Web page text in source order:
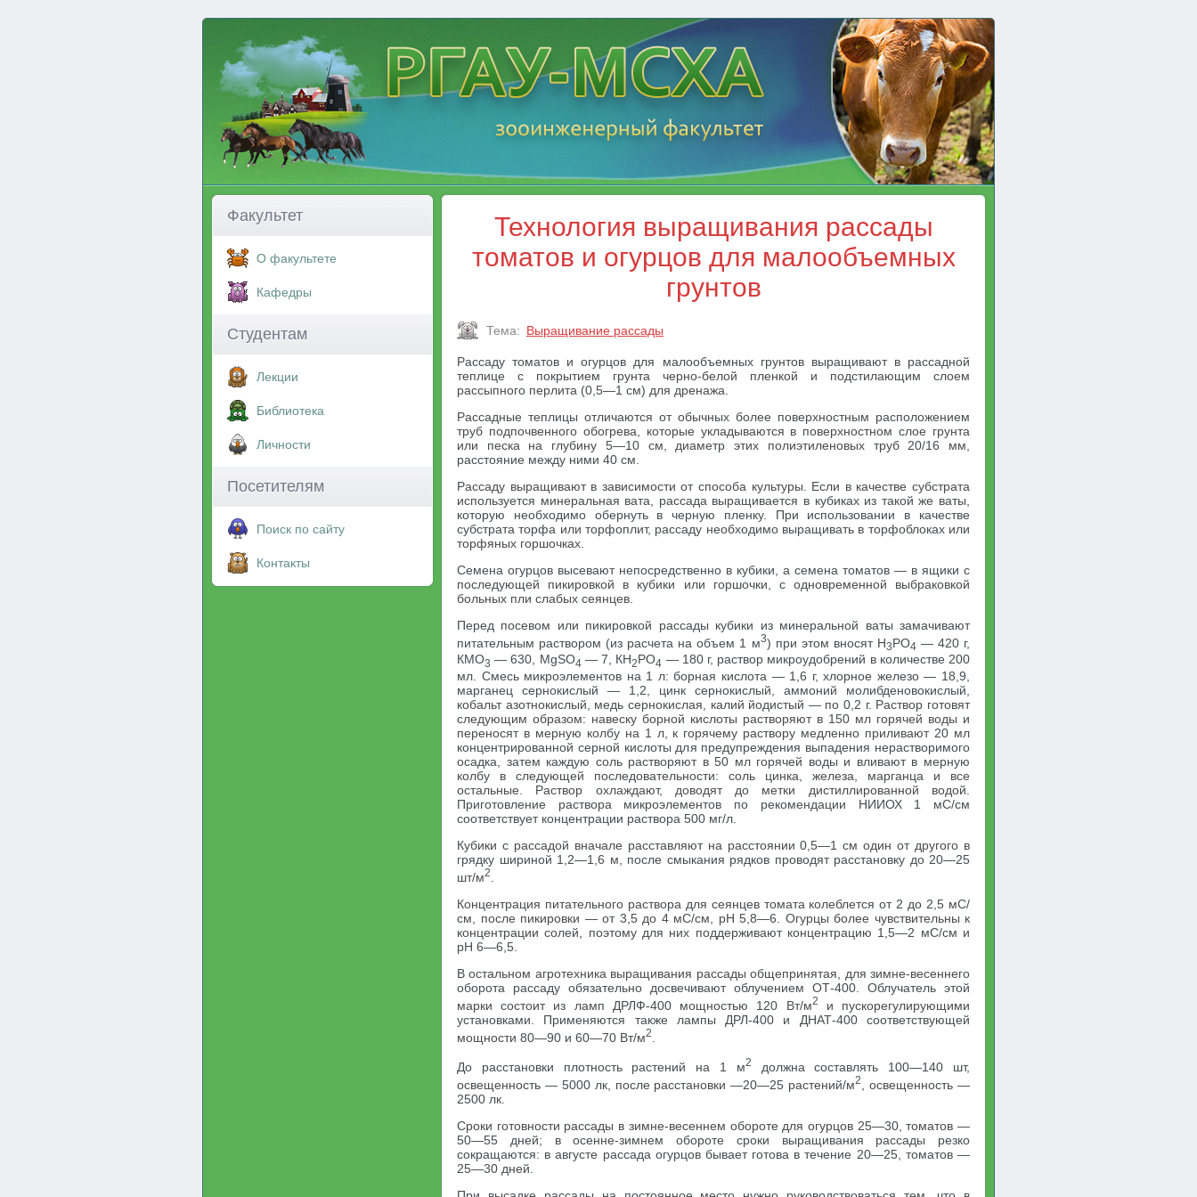
Факультет
О факультете
Кафедры
Студентам
Лекции
Библиотека
Личности
Посетителям
Поиск по сайту
Контакты
Технология выращивания рассады
томатов и огурцов для малообъемных
грунтов
Тема: Выращивание рассады
Рассаду томатов и огурцов для малообъемных грунтов выращивают в рассадной
теплице с покрытием грунта черно-белой пленкой и подстилающим слоем
рассыпного перлита (0,5—1 см) для дренажа.
Рассадные теплицы отличаются от обычных более поверхностным расположением
труб подпочвенного обогрева, которые укладываются в поверхностном слое грунта
или песка на глубину 5—10 см, диаметр этих полиэтиленовых труб 20/16 мм,
расстояние между ними 40 см.
Рассаду выращивают в зависимости от способа культуры. Если в качестве субстрата
используется минеральная вата, рассада выращивается в кубиках из такой же ваты,
которую необходимо обернуть в черную пленку. При использовании в качестве
субстрата торфа или торфоплит, рассаду необходимо выращивать в торфоблоках или
торфяных горшочках.
Семена огурцов высевают непосредственно в кубики, а семена томатов — в ящики с
последующей пикировкой в кубики или горшочки, с одновременной выбраковкой
больных пли слабых сеянцев.
Перед посевом или пикировкой рассады кубики из минеральной ваты замачивают
питательным раствором (из расчета на объем 1 м3) при этом вносят Н3РO4 — 420 г,
КМО3 — 630, MgSO4 — 7, КН2РO4 — 180 г, раствор микроудобрений в количестве 200
мл. Смесь микроэлементов на 1 л: борная кислота — 1,6 г, хлорное железо — 18,9,
марганец сернокислый — 1,2, цинк сернокислый, аммоний молибденовокислый,
кобальт азотнокислый, медь сернокислая, калий йодистый — по 0,2 г. Раствор готовят
следующим образом: навеску борной кислоты растворяют в 150 мл горячей воды и
переносят в мерную колбу на 1 л, к горячему раствору медленно приливают 20 мл
концентрированной серной кислоты для предупреждения выпадения нерастворимого
осадка, затем каждую соль растворяют в 50 мл горячей воды и вливают в мерную
колбу в следующей последовательности: соль цинка, железа, марганца и все
остальные. Раствор охлаждают, доводят до метки дистиллированной водой.
Приготовление раствора микроэлементов по рекомендации НИИОХ 1 мС/см
соответствует концентрации раствора 500 мг/л.
Кубики с рассадой вначале расставляют на расстоянии 0,5—1 см один от другого в
грядку шириной 1,2—1,6 м, после смыкания рядков проводят расстановку до 20—25
шт/м2
Концентрация питательного раствора для сеянцев томата колеблется от 2 до 2,5 мС/
см, после пикировки — от 3,5 до 4 мС/см, pH 5,8—6. Огурцы более чувствительны к
концентрации солей, поэтому для них поддерживают концентрацию 1,5—2 мС/см и
pH 6—6,5.
В остальном агротехника выращивания рассады общепринятая, для зимне-весеннего
оборота рассаду обязательно досвечивают облучением ОТ-400. Облучатель этой
марки состоит из ламп ДРЛФ-400 мощностью 120 Вт/м2
и пускорегулирующими
установками. Применяются также лампы ДРЛ-400 и ДНАТ-400 соответствующей
мощности 80—90 и 60—70 Вт/м2
До расстановки плотность растений на 1 м2
должна составлять 100—140 шт,
освещенность — 5000 лк, после расстановки —20—25 растений/м2
, освещенность —
2500 лк.
Сроки готовности рассады в зимне-весеннем обороте для огурцов 25—30, томатов —
50—55 дней; в осенне-зимнем обороте сроки выращивания рассады резко
сокращаются: в августе рассада огурцов бывает готова в течение 20—25, томатов —
25—30 дней.